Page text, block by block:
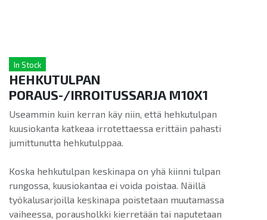
In Stock
HEHKUTULPAN
PORAUS-/IRROITUSSARJA M10X1
Useammin kuin kerran käy niin, että hehkutulpan
kuusiokanta katkeaa irrotettaessa erittäin pahasti
jumittunutta hehkutulppaa.
Koska hehkutulpan keskinapa on yhä kiinni tulpan
rungossa, kuusiokantaa ei voida poistaa. Näillä
työkalusarjoilla keskinapa poistetaan muutamassa
vaiheessa, porausholkki kierretään tai naputetaan